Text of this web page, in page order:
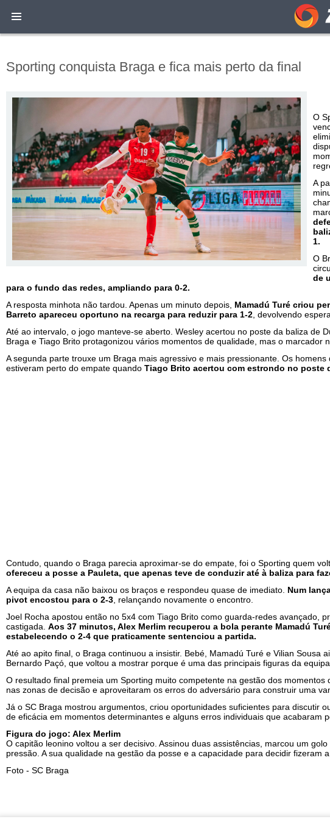
Sporting conquista Braga e fica mais perto da final
O
A
1.
O
de
para o fundo das redes, ampliando para 0-2.
A resposta minhota não tardou. Apenas um minuto depois, Mamadú Turé criou
Barreto apareceu oportuno na recarga para reduzir para 1-2 , devolvendo
Até ao intervalo, o jogo manteve-se aberto. Wesley acertou no poste da baliza de
Braga e Tiago Brito protagonizou vários momentos de qualidade, mas o marcador
A segunda parte trouxe um Braga mais agressivo e mais pressionante. Os
estiveram perto do empate quando Tiago Brito acertou com estrondo no poste
Contudo, quando o Braga parecia aproximar-se do empate, foi o Sporting quem
ofereceu a posse a Pauleta, que apenas teve de conduzir até à baliza para
A equipa da casa não baixou os braços e respondeu quase de imediato. Num
pivot encostou para o 2-3 , relançando novamente o encontro.
Joel Rocha apostou então no 5x4 com Tiago Brito como guarda-redes avançado,
castigada. Aos 37 minutos, Alex Merlim recuperou a bola perante Mamadú
estabelecendo o 2-4 que praticamente sentenciou a partida.
Até ao apito final, o Braga continuou a insistir. Bebé, Mamadú Turé e Vilian
Bernardo Paçó, que voltou a mostrar porque é uma das principais figuras da equipa
O resultado final premeia um Sporting muito competente na gestão dos
nas zonas de decisão e aproveitaram os erros do adversário para construir uma
Já o SC Braga mostrou argumentos, criou oportunidades suficientes para discutir
de eficácia em momentos determinantes e alguns erros individuais que acabaram
Figura do jogo: Alex Merlim
O capitão leonino voltou a ser decisivo. Assinou duas assistências, marcou um
pressão. A sua qualidade na gestão da posse e a capacidade para decidir fizeram
Foto - SC Braga